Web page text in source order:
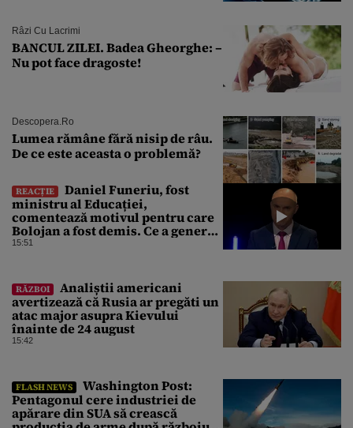
Râzi Cu Lacrimi
BANCUL ZILEI. Badea Gheorghe: –
Nu pot face dragoste!
Descopera.ro
Lumea rămâne fără nisip de râu.
De ce este aceasta o problemă?
REACȚIE
Daniel Funeriu, fost
ministru al Educației,
comentează motivul pentru care
Bolojan a fost demis. Ce a generat
eșecul guvernării
15:51
RĂZBOI
Analiștii americani
avertizează că Rusia ar pregăti un
atac major asupra Kievului
înainte de 24 august
15:42
FLASH NEWS
Washington Post:
Pentagonul cere industriei de
apărare din SUA să crească